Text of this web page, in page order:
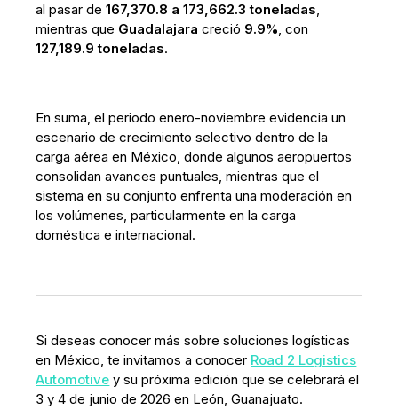
al pasar de167,370.8 a 173,662.3 toneladas,
mientras que Guadalajara creció 9.9%, con
127,189.9 toneladas.
En suma, el periodo enero-noviembre evidencia un
escenario de crecimiento selectivo dentro de la
carga aérea en México, donde algunos aeropuertos
consolidan avances puntuales, mientras que el
sistema en su conjunto enfrenta una moderación en
los volúmenes, particularmente en la carga
doméstica e internacional.
Si deseas conocer más sobre soluciones logísticas
en México, te invitamos a conocer Road 2 Logistics
Automotive y su próxima edición que se celebrará el
3 y 4 de junio de 2026 en León, Guanajuato.